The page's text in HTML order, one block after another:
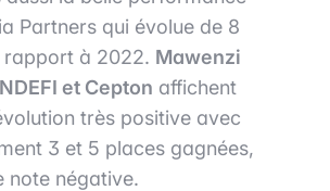
Partners qui évolue de 8
rapport à 2022. Mawenzi
et Cepton affichent
très positive avec
3 et 5 places gagnées,
note négative.